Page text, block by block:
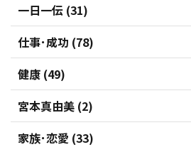
一日一伝 (31)
仕事･成功 (78)
健康 (49)
宮本真由美 (2)
家族･恋愛 (33)